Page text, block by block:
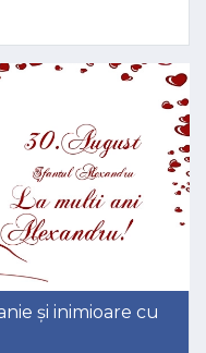
și inimioare cu